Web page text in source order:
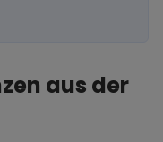
aus der